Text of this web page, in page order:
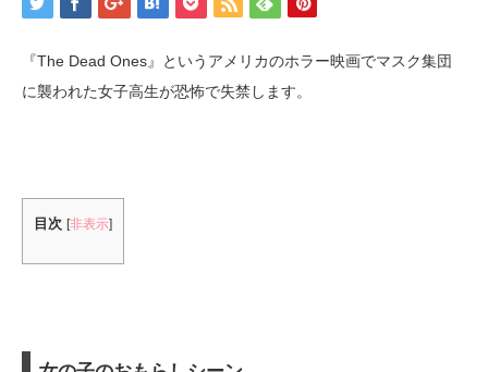
『The Dead Ones』というアメリカのホラー映画でマスク集団
に襲われた女子高生が恐怖で失禁します。
目次 [非表示]